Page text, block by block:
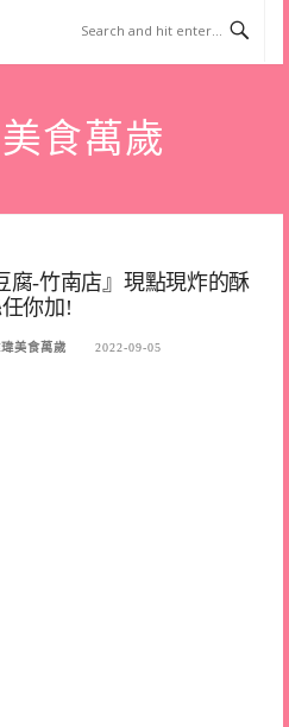
食萬歲
腐-竹南店』現點現炸的酥
你加!
美食萬歲 2022-09-05